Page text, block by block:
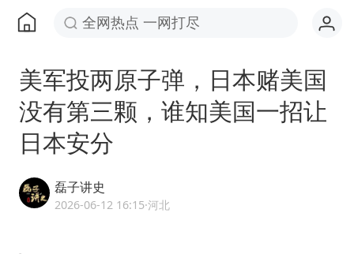
全网热点 一网打尽
美军投两原子弹，日本赌美国
没有第三颗，谁知美国一招让
日本安分
磊子讲史
2026-06-12 16:15·河北